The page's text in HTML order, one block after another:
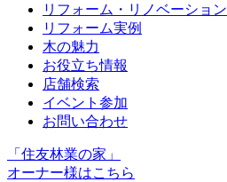
リフォーム・リノベーション
リフォーム実例
木の魅力
お役立ち情報
店舗検索
イベント参加
お問い合わせ
「住友林業の家」
オーナー様はこちら